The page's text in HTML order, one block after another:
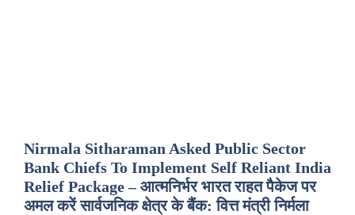
Nirmala Sitharaman Asked Public Sector
Bank Chiefs To Implement Self Reliant India
Relief Package – आत्मनिर्भर भारत राहत पैकेज पर
अमल करें सार्वजनिक क्षेत्र के बैंक: वित्त मंत्री निर्मला